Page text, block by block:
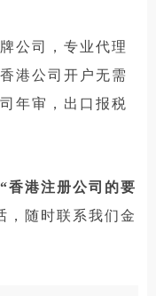
公司，专业代理
港公司开户无需
年审，出口报税
“香港注册公司的要
，随时联系我们金